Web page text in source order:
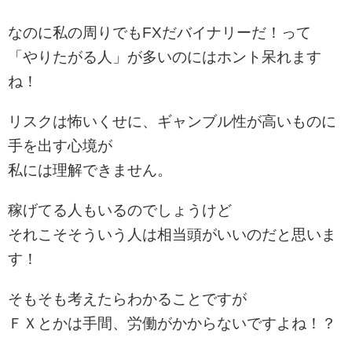
なのに私の周りでもFXだバイナリーだ！って
「やりたがる人」が多いのにはホント呆れます
ね！
リスクは怖いくせに、ギャンブル性が高いものに
手を出す心境が
私には理解できません。
稼げてる人もいるのでしょうけど
それこそそういう人は相当頭がいいのだと思いま
す！
そもそも考えたらわかることですが
ＦＸとかは手間、労働がかからないですよね！？